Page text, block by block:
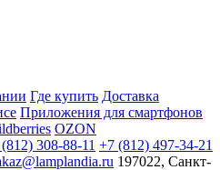
Где купить Доставка
Приложения для смартфонов
OZON
308-88-11 +7 (812) 497-34-21
197022, Санкт-